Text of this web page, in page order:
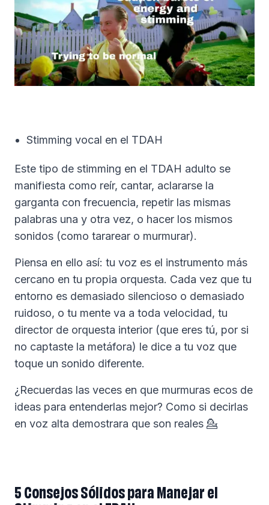
Stimming vocal en el TDAH
Este tipo de stimming en el TDAH adulto se
manifiesta como reír, cantar, aclararse la
garganta con frecuencia, repetir las mismas
palabras una y otra vez, o hacer los mismos
sonidos (como tararear o murmurar).
Piensa en ello así: tu voz es el instrumento más
cercano en tu propia orquesta. Cada vez que tu
entorno es demasiado silencioso o demasiado
ruidoso, o tu mente va a toda velocidad, tu
director de orquesta interior (que eres tú, por si
no captaste la metáfora) le dice a tu voz que
toque un sonido diferente.
¿Recuerdas las veces en que murmuras ecos de
ideas para entenderlas mejor? Como si decirlas
en voz alta demostrara que son reales 💁
5 Consejos Sólidos para Manejar el